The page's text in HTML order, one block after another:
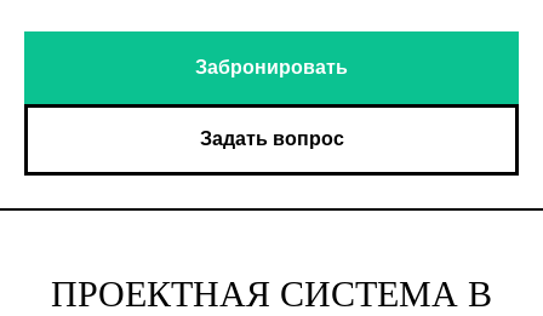
Забронировать
Задать вопрос
ПРОЕКТНАЯ СИСТЕМА В